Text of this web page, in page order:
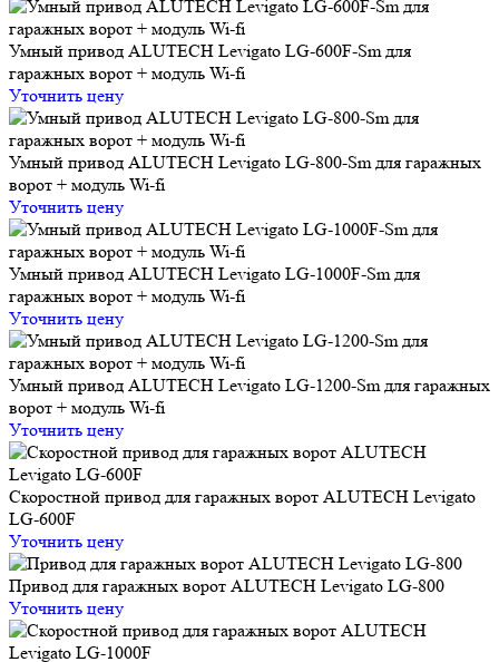
Умный привод ALUTECH Levigato LG‑600F‑Sm для
гаражных ворот + модуль Wi‑fi
Уточнить цену
Умный привод ALUTECH Levigato LG‑800‑Sm для гаражных
ворот + модуль Wi‑fi
Уточнить цену
Умный привод ALUTECH Levigato LG‑1000F‑Sm для
гаражных ворот + модуль Wi‑fi
Уточнить цену
Умный привод ALUTECH Levigato LG‑1200‑Sm для гаражных
ворот + модуль Wi‑fi
Уточнить цену
Скоростной привод для гаражных ворот ALUTECH Levigato
LG-600F
Уточнить цену
Привод для гаражных ворот ALUTECH Levigato LG-800
Уточнить цену